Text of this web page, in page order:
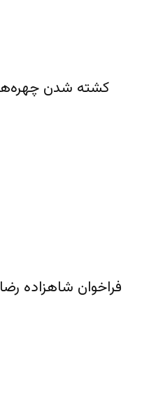
کشته شدن
فراخوان شاهزاده